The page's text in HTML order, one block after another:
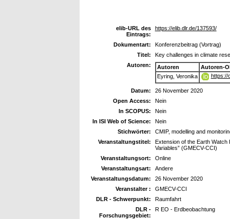
elib-URL des
Eintrags:
https://elib.dlr.de/137593/
Dokumentart:
Konferenzbeitrag (Vortrag)
Titel:
Key challenges in climate
Autoren:
Autoren
Autoren-
Eyring, Veronika
https://
Datum:
26 November 2020
Open Access:
Nein
In SCOPUS:
Nein
In ISI Web of Science:
Nein
Stichwörter:
CMIP, modelling and
Veranstaltungstitel:
Extension of the Earth Watch
Variables” (GMECV-CCI)
Veranstaltungsort:
Online
Veranstaltungsart:
Andere
Veranstaltungsdatum:
26 November 2020
Veranstalter :
GMECV-CCI
DLR - Schwerpunkt:
Raumfahrt
DLR -
Forschungsgebiet:
R EO - Erdbeobachtung